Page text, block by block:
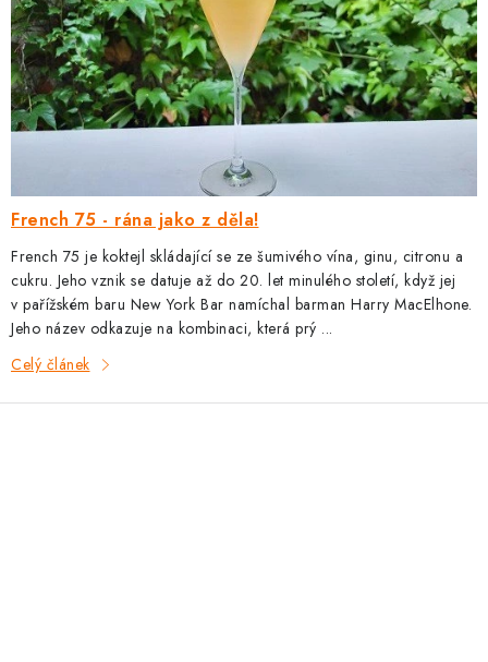
French 75 - rána jako z děla!
French 75 je koktejl skládající se ze šumivého vína, ginu, citronu a
cukru. Jeho vznik se datuje až do 20. let minulého století, když jej
v pařížském baru New York Bar namíchal barman Harry MacElhone.
Jeho název odkazuje na kombinaci, která prý ...
Celý článek